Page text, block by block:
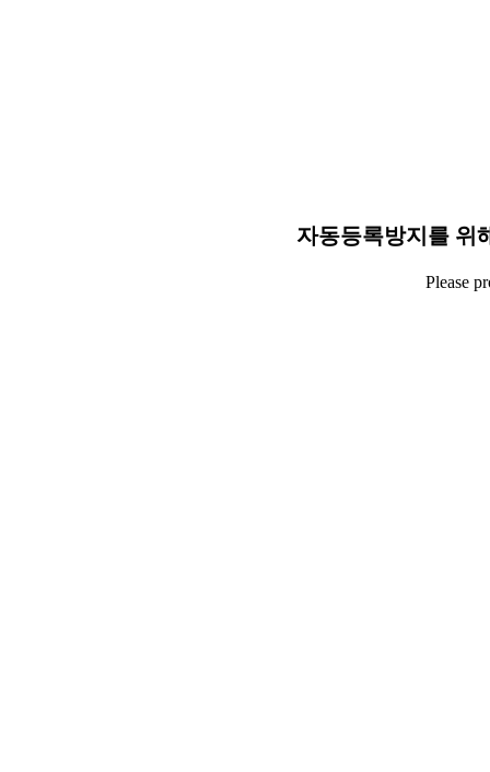
자동등록방지를 위
Please